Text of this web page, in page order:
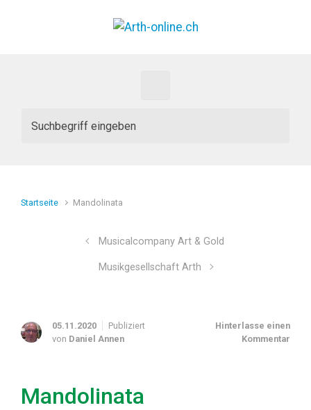
Startseite Mandolinata
Musicalcompany Art & Gold
Musikgesellschaft Arth
05.11.2020
Publiziert
von Daniel Annen
Hinterlasse einen
Kommentar
Mandolinata